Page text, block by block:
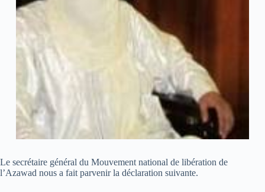
Le secrétaire général du Mouvement national de libération de
l’Azawad nous a fait parvenir la déclaration suivante.